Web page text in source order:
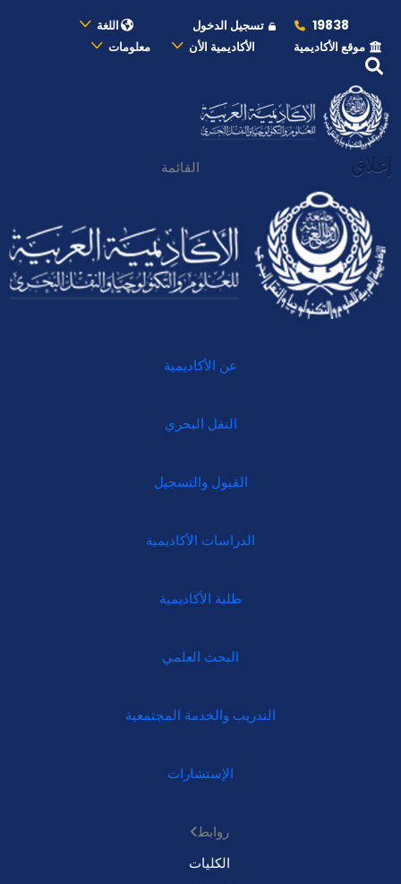
19838 تسجيل الدخول
اللغة
موقع الأكاديمية
الأكاديمية الأن معلومات
إغلاق القائمة
عن الأكاديمية
النقل البحري
القبول والتسجيل
الدراسات الأكاديمية
طلبة الأكاديمية
البحث العلمي
التدريب والخدمة المجتمعية
الإستشارات
روابط
الكليات